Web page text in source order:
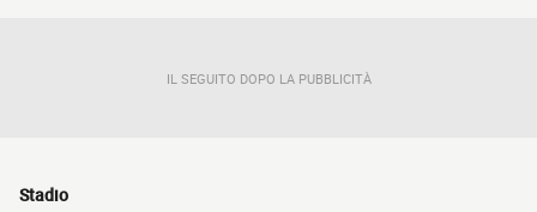
IL SEGUITO DOPO LA PUBBLICITÀ
Stadio